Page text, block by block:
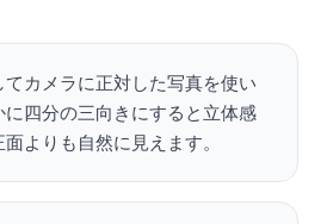
カメラに正対した写真を使い
に四分の三向きにすると立体感
よりも自然に見えます。